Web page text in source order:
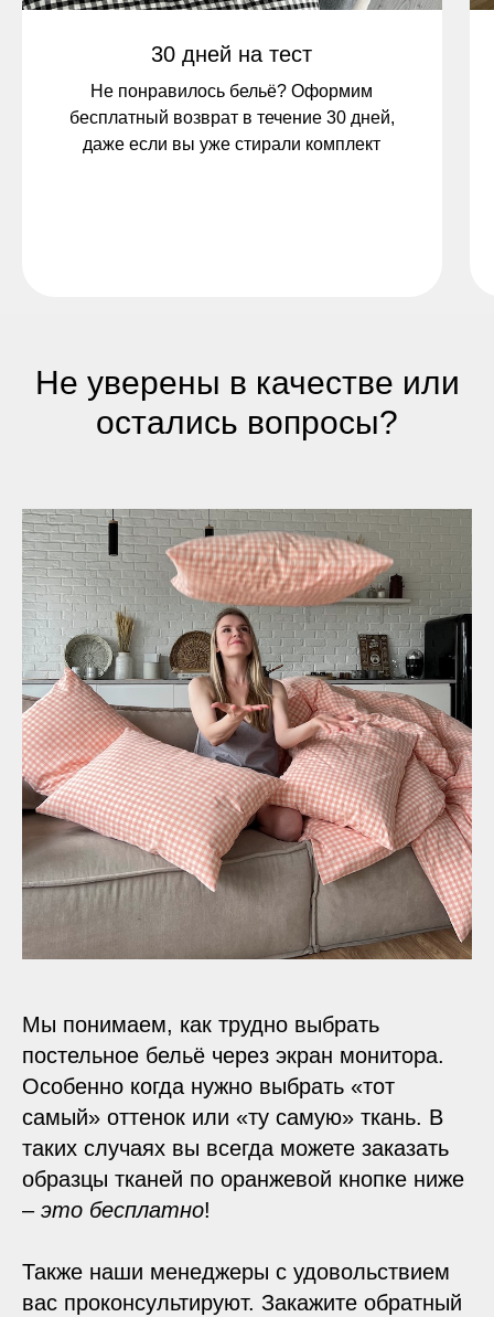
30 дней на тест
Не понравилось бельё? Оформим
бесплатный возврат в течение 30 дней,
даже если вы уже стирали комплект
Не уверены в качестве или
остались вопросы?
Мы понимаем, как трудно выбрать
постельное бельё через экран монитора.
Особенно когда нужно выбрать «тот
самый» оттенок или «ту самую» ткань. В
таких случаях вы всегда можете заказать
образцы тканей по оранжевой кнопке ниже
– это бесплатно!
Также наши менеджеры с удовольствием
вас проконсультируют. Закажите обратный